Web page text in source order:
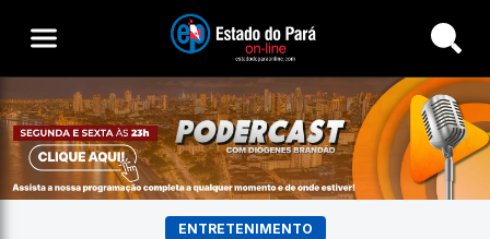
Buscar
ENTRETENIMENTO